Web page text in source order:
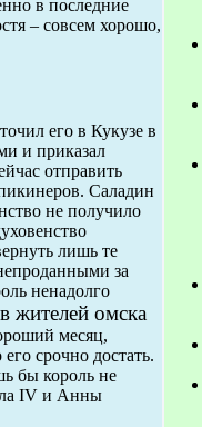
в последние
– совсем хорошо,
его в Кукузе в
и приказал
отправить
Саладин
не получило
лишь те
за
ненадолго
жителей омска
месяц,
срочно достать.
бы король не
IV и Анны